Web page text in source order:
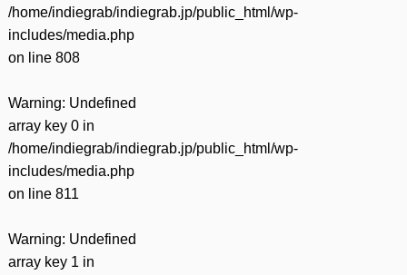
/home/indiegrab/indiegrab.jp/public_html/wp-
includes/media.php
on line 808
Warning: Undefined
array key 0 in
/home/indiegrab/indiegrab.jp/public_html/wp-
includes/media.php
on line 811
Warning: Undefined
array key 1 in